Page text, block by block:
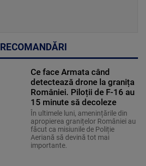
RECOMANDĂRI
Ce face Armata când
detectează drone la granița
României. Piloții de F-16 au
15 minute să decoleze
În ultimele luni, amenințările din
apropierea granițelor României au
făcut ca misiunile de Poliție
Aeriană să devină tot mai
importante.